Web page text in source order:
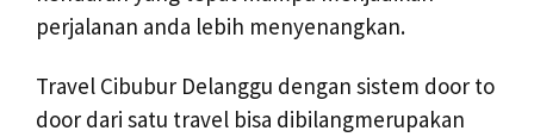
perjalanan anda lebih menyenangkan.
Travel Cibubur Delanggu dengan sistem door to
door dari satu travel bisa dibilangmerupakan